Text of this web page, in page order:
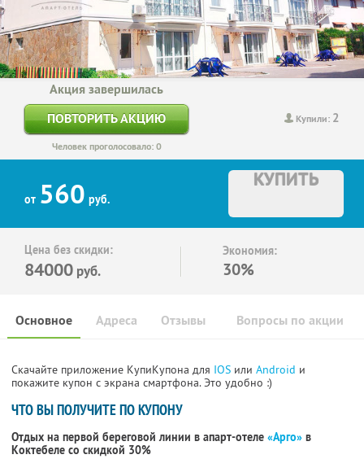
Купили: 2
Акция завершилась
ПОВТОРИТЬ АКЦИЮ
Человек проголосовало: 0
от 560 руб.
КУПИТЬ
Цена без скидки:
84000 руб.
Экономия:
30%
Основное Отзывы Вопросы по акции
Адреса
Скачайте приложение КупиКупона для IOS или Android и
покажите купон с экрана смартфона. Это удобно :)
ЧТО ВЫ ПОЛУЧИТЕ ПО КУПОНУ
Отдых на первой береговой линии в апарт-отеле «Арго» в
Коктебеле со скидкой 30%